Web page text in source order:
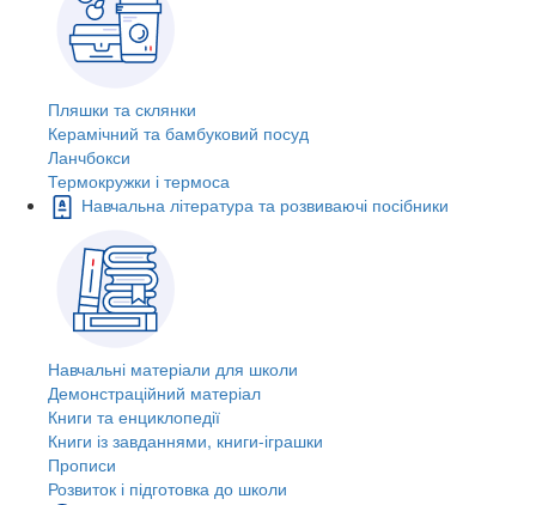
Пляшки та склянки
Керамічний та бамбуковий посуд
Ланчбокси
Термокружки і термоса
Навчальна література та розвиваючі посібники
Навчальні матеріали для школи
Демонстраційний матеріал
Книги та енциклопедії
Книги із завданнями, книги-іграшки
Прописи
Розвиток і підготовка до школи